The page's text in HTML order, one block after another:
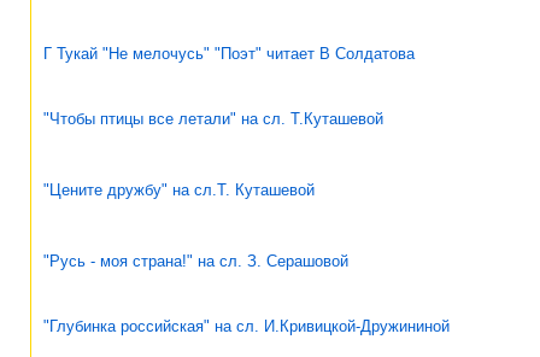
Г Тукай "Не мелочусь" "Поэт" читает В Солдатова
"Чтобы птицы все летали" на сл. Т.Куташевой
"Цените дружбу" на сл.Т. Куташевой
"Русь - моя страна!" на сл. З. Серашовой
"Глубинка российская" на сл. И.Кривицкой-Дружининой